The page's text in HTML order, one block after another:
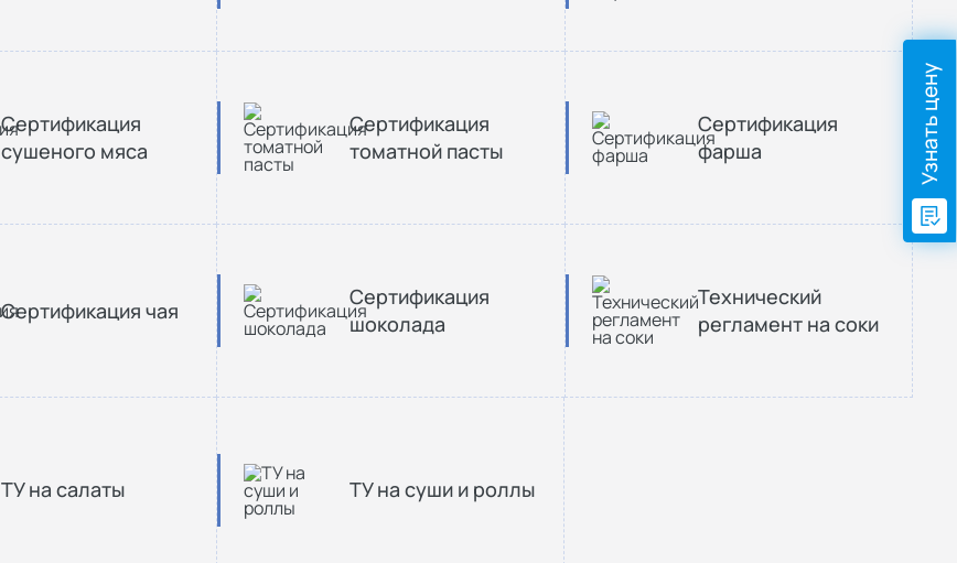
Сертификация
сушеного мяса
Сертификация
томатной пасты
Сертификация
фарша
Сертификация чая
Сертификация
шоколада
Технический
регламент на соки
ТУ на салаты ТУ на суши и роллы
Узнать цену